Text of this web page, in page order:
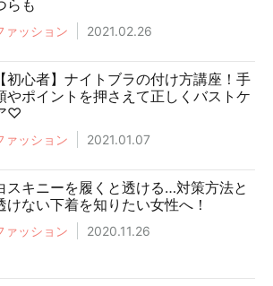
らも
ァッション 2021.02.26
【初心者】ナイトブラの付け方講座！手
やポイントを押さえて正しくバストケ
♡
ァッション 2021.01.07
スキニーを履くと透ける…対策方法と
けない下着を知りたい女性へ！
ァッション 2020.11.26